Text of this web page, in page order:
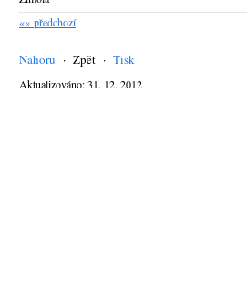
«« předchozí
Nahoru · Zpět · Tisk
Aktualizováno: 31. 12. 2012